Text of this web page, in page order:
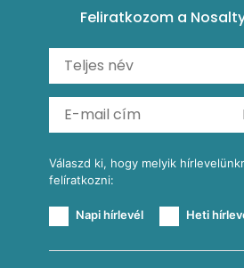
Carbonara
Shakshuka
Ratatouille
Mexikói húsleves kukorica salsával
Almás-kéksajtos kukoricasaláta
Köretek
Reggeli receptek
Feliratkozom a
Válaszd ki, hogy melyik
felíratkozni:
Napi hírlevél Heti